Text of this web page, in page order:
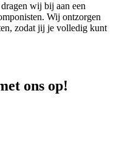
wij bij aan een
Wij ontzorgen
zodat jij je volledig kunt
ons op!